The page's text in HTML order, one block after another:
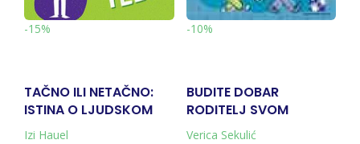
-10%
BUDITE DOBAR
RODITELJ SVOM
DETETU I SEBI
Verica Sekulić
-15%
TOM GEJTS: MALKICE
SREĆAN
Liz Pišon